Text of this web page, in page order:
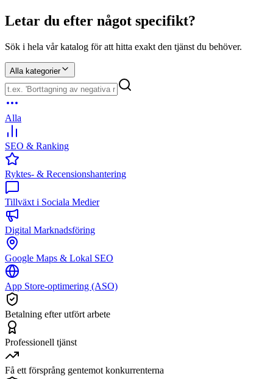
Letar du efter något specifikt?
Sök i hela vår katalog för att hitta exakt den tjänst du behöver.
Alla kategorier
Alla
SEO & Ranking
Ryktes- & Recensionshantering
Tillväxt i Sociala Medier
Digital Marknadsföring
Google Maps & Lokal SEO
App Store-optimering (ASO)
Betalning efter utfört arbete
Professionell tjänst
Få ett försprång gentemot konkurrenterna